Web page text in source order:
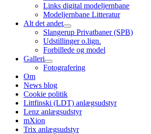
Links digital modeljernbane
Modeljernbane Litteratur
Alt det andet
open
child
menu
Slangerup Privatbaner (SPB)
Udstillinger o.lign.
Forbillede og model
Galleri
open
child
Fotografering
Om
News blog
Cookie politik
Littfinski (LDT) anlægsudstyr
Lenz anlægsudstyr
mXion
Trix anlægsudstyr